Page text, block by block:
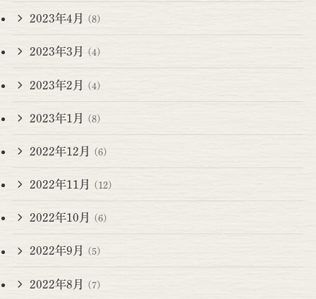
2023年4月 (8)
2023年3月 (4)
2023年2月 (4)
2023年1月 (8)
2022年12月 (6)
2022年11月 (12)
2022年10月 (6)
2022年9月 (5)
2022年8月 (7)